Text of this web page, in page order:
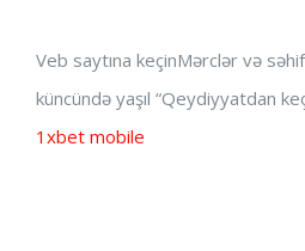
Veb saytına keçinMərclər və
küncündə yaşıl “Qeydiyyatdan
1xbet mobile